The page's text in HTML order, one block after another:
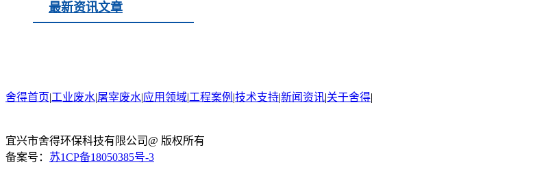
最新资讯文章
舍得首页|工业废水|屠宰废水|应用领域|工程案例 |技术支持|新闻资讯|关于舍得|
宜兴市舍得环保科技有限公司@ 版权所有
备案号： 苏1CP备18050385号-3